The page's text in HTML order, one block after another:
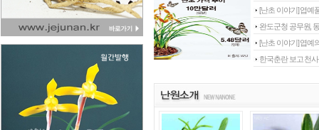
[난초 이야기] 엽예
완도군청 공무원,
[난초 이야기] 엽예
한국춘란 보고 천
녹운난원
054-282-0399